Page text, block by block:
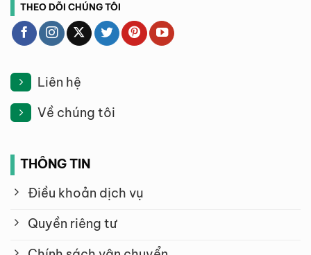
THEO DÕI CHÚNG TÔI
Liên hệ
Về chúng tôi
THÔNG TIN
Điều khoản dịch vụ
Quyền riêng tư